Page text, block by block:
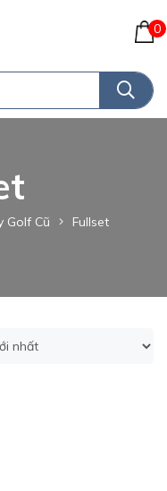
0
Golf Cũ Fullset